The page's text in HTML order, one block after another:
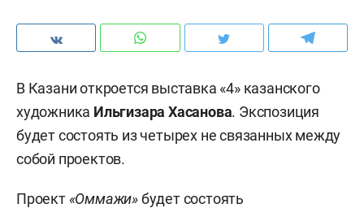
В Казани откроется выставка «4» казанского
художника Ильгизара Хасанова. Экспозиция
будет состоять из четырех не связанных между
собой проектов.
Проект «Оммажи»будет состоять